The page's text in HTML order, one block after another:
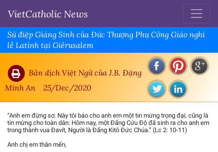
VietCatholic News
Sứ điệp Giáng Sinh của Đức Thượng Phụ Công Giáo nghi
lễ Latinh tại Giêrusalem
Bản dịch Việt Ngữ của J.B. Đặng
Minh An
25/Dec/2020
“Anh em đừng sợ. Này tôi báo cho anh em một tin mừng trọng đại, cũng là
tin mừng cho toàn dân: Hôm nay, một Đấng Cứu Độ đã sinh ra cho anh em
trong thành vua Đavít, Người là Đấng Kitô Đức Chúa.” (Lc 2: 10-11)
Anh chị em thân mến,